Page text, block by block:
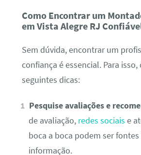
Como Encontrar um
em Vista Alegre RJ
Sem dúvida, encontrar um
confiança é essencial. Para isso,
seguintes dicas:
Pesquise avaliações e
de avaliação, redes sociais e
boca a boca podem ser
informação.